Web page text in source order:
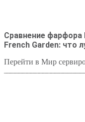
Сравнение фарфора
French Garden: что
Перейти в Мир